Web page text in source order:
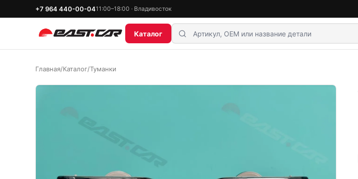
+7 964 440-00-0411:00–18:00 · Владивосток
Каталог
Главная/Каталог/Туманки